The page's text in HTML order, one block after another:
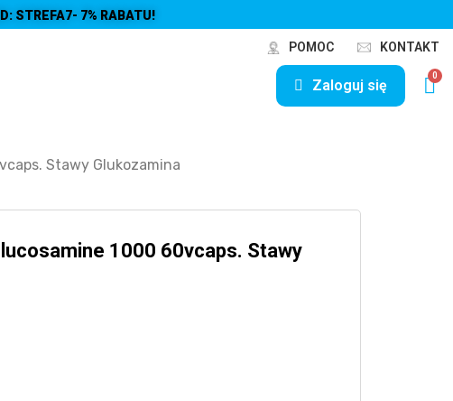
STREFA7- 7% RABATU!
POMOC KONTAKT
Zaloguj się
Stawy Glukozamina
1000 60vcaps. Stawy